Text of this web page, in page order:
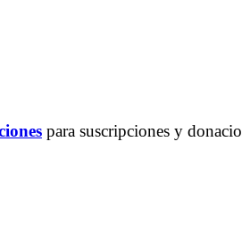
para suscripciones y